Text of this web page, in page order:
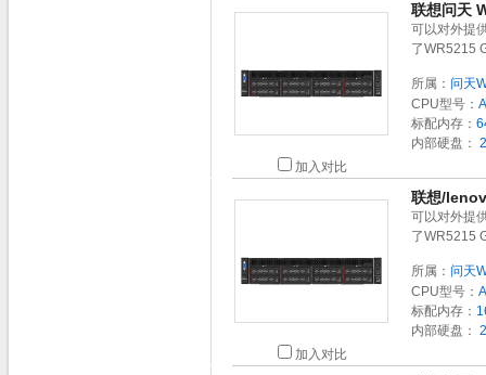
加入对比
联想问天
可以对外提
了WR5215
所属： 问天
CPU型号：
标配内存：
内部硬盘：
加入对比
联想/
可以对外提
了WR5215
所属： 问天
CPU型号：
标配内存：
内部硬盘：